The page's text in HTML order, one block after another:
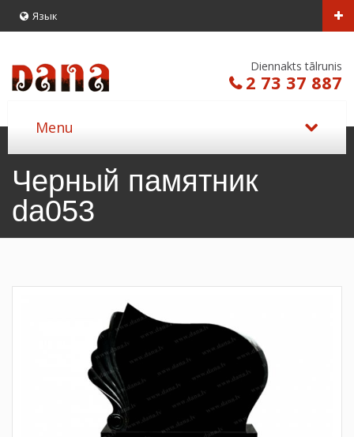
Язык
Diennakts tālrunis
2 73 37 887
Черный памятник
da053